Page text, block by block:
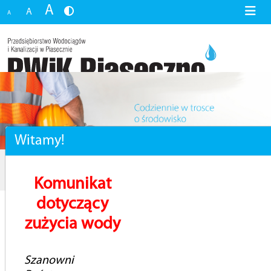
A A A
projektowych
Witamy!
Komunikat
dotyczący
zużycia wody
Szanowni